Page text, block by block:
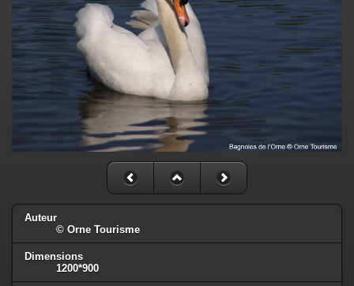
Auteur
© Orne Tourisme
Dimensions
1200*900